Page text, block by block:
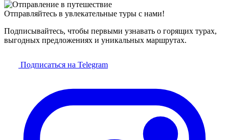
Отправляйтесь в увлекательные туры с нами!
Подписывайтесь, чтобы первыми узнавать о горящих турах,
выгодных предложениях и уникальных маршрутах.
Подписаться на Telegram